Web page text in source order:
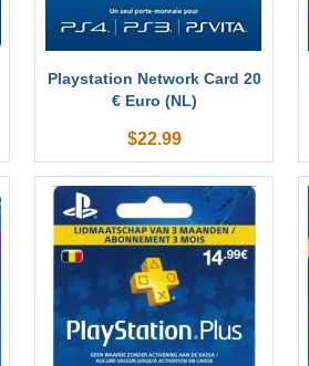
Playstation Network Card 20
€ Euro (NL)
$22.99